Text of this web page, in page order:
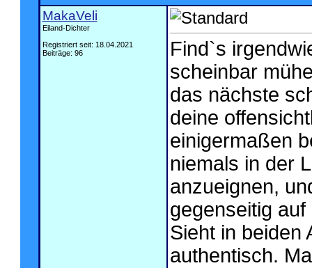
MakaVeli
Eiland-Dichter
Registriert seit: 18.04.2021
Beiträge: 96
Find`s
scheinbar
das nächste
deine
einigermaßen
niemals in der
anzueignen,
gegenseitig
Sieht in beiden
authentisch.